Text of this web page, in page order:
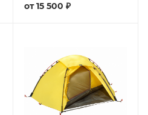
от15 500 ₽